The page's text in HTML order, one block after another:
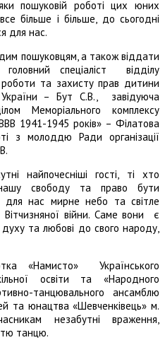
пошуковій роботі цих юних
більше і більше, до сьогодні
для нас.
пошуковцям, а також віддати
спеціаліст відділу
роботи та захисту прав дитини
України – Бут С.В., завідуюча
Меморіального комплексу
1941-1945 років» – Філатова
з молоддю Ради організації
найпочесніші гості, ті хто
свободу та право бути
для нас мирне небо та світле
війни. Саме вони є
духу та любові до свого народу,
«Намисто»
Українського
освіти та «Народного
танцювального ансамблю
та юнацтва «Шевченківець» м.
незабутні враження,
танцю.